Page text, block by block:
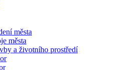
města
města
a životního prostředí